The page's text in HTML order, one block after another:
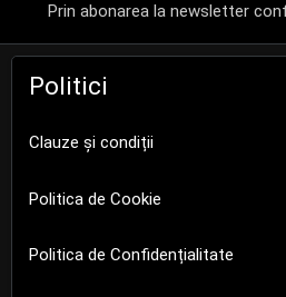
Prin abonarea la newsletter
Politici
Clauze și condiții
Politica de Cookie
Politica de Confidențialitate